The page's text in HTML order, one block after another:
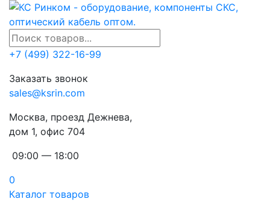
+7 (499) 322-16-99
Заказать звонок
sales@ksrin.com
Москва, проезд Дежнева,
дом 1, офис 704
09:00 — 18:00
0
Каталог товаров